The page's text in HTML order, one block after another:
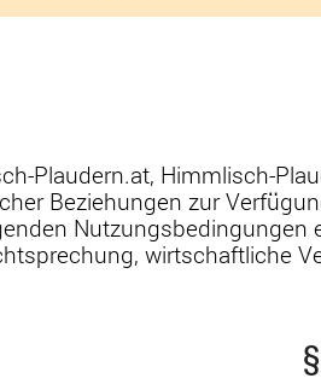
Plaudern.at, Himmlisch-
Beziehungen zur
wirtschaftliche